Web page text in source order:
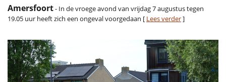
Amersfoort- In de vroege avond van vrijdag 7 augustus tegen
19.05 uur heeft zich een ongeval voorgedaan [ Lees verder]